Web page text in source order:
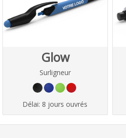
Glow
Surligneur
Délai: 8 jours ouvrés